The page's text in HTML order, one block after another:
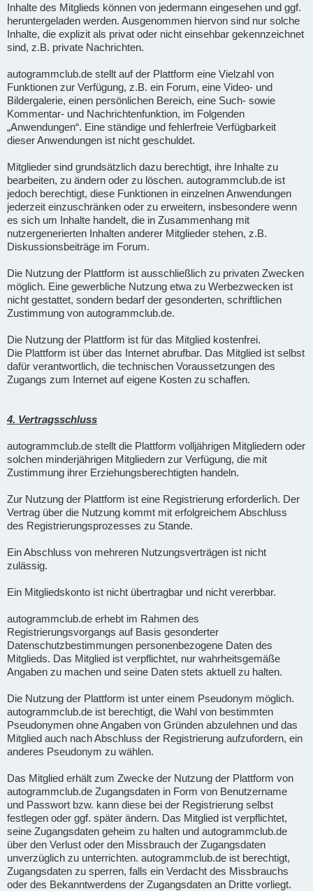
Inhalte des Mitglieds können von jedermann eingesehen und ggf.
heruntergeladen werden. Ausgenommen hiervon sind nur solche
Inhalte, die explizit als privat oder nicht einsehbar gekennzeichnet
sind, z.B. private Nachrichten.
autogrammclub.de stellt auf der Plattform eine Vielzahl von
Funktionen zur Verfügung, z.B. ein Forum, eine Video- und
Bildergalerie, einen persönlichen Bereich, eine Such- sowie
Kommentar- und Nachrichtenfunktion, im Folgenden
„Anwendungen“. Eine ständige und fehlerfreie Verfügbarkeit
dieser Anwendungen ist nicht geschuldet.
Mitglieder sind grundsätzlich dazu berechtigt, ihre Inhalte zu
bearbeiten, zu ändern oder zu löschen. autogrammclub.de ist
jedoch berechtigt, diese Funktionen in einzelnen Anwendungen
jederzeit einzuschränken oder zu erweitern, insbesondere wenn
es sich um Inhalte handelt, die in Zusammenhang mit
nutzergenerierten Inhalten anderer Mitglieder stehen, z.B.
Diskussionsbeiträge im Forum.
Die Nutzung der Plattform ist ausschließlich zu privaten Zwecken
möglich. Eine gewerbliche Nutzung etwa zu Werbezwecken ist
nicht gestattet, sondern bedarf der gesonderten, schriftlichen
Zustimmung von autogrammclub.de.
Die Nutzung der Plattform ist für das Mitglied kostenfrei.
Die Plattform ist über das Internet abrufbar. Das Mitglied ist selbst
dafür verantwortlich, die technischen Voraussetzungen des
Zugangs zum Internet auf eigene Kosten zu schaffen.
4. Vertragsschluss
autogrammclub.de stellt die Plattform volljährigen Mitgliedern oder
solchen minderjährigen Mitgliedern zur Verfügung, die mit
Zustimmung ihrer Erziehungsberechtigten handeln.
Zur Nutzung der Plattform ist eine Registrierung erforderlich. Der
Vertrag über die Nutzung kommt mit erfolgreichem Abschluss
des Registrierungsprozesses zu Stande.
Ein Abschluss von mehreren Nutzungsverträgen ist nicht
zulässig.
Ein Mitgliedskonto ist nicht übertragbar und nicht vererbbar.
autogrammclub.de erhebt im Rahmen des
Registrierungsvorgangs auf Basis gesonderter
Datenschutzbestimmungen personenbezogene Daten des
Mitglieds. Das Mitglied ist verpflichtet, nur wahrheitsgemäße
Angaben zu machen und seine Daten stets aktuell zu halten.
Die Nutzung der Plattform ist unter einem Pseudonym möglich.
autogrammclub.de ist berechtigt, die Wahl von bestimmten
Pseudonymen ohne Angaben von Gründen abzulehnen und das
Mitglied auch nach Abschluss der Registrierung aufzufordern, ein
anderes Pseudonym zu wählen.
Das Mitglied erhält zum Zwecke der Nutzung der Plattform von
autogrammclub.de Zugangsdaten in Form von Benutzername
und Passwort bzw. kann diese bei der Registrierung selbst
festlegen oder ggf. später ändern. Das Mitglied ist verpflichtet,
seine Zugangsdaten geheim zu halten und autogrammclub.de
über den Verlust oder den Missbrauch der Zugangsdaten
unverzüglich zu unterrichten. autogrammclub.de ist berechtigt,
Zugangsdaten zu sperren, falls ein Verdacht des Missbrauchs
oder des Bekanntwerdens der Zugangsdaten an Dritte vorliegt.